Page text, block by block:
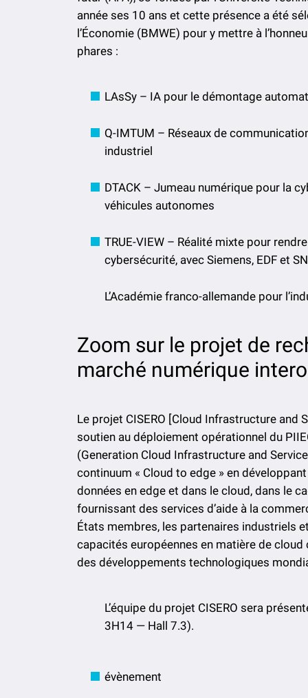
année ses 10 ans et cette présence a été
l’Économie (BMWE) pour y mettre à
phares :
LAsSy – IA pour le démontage
Q-IMTUM – Réseaux de
industriel
DTACK – Jumeau numérique pour la
véhicules autonomes
TRUE-VIEW – Réalité mixte pour
cybersécurité, avec Siemens, EDF et
L’Académie franco-allemande pour
Zoom sur le projet de
marché numérique
Le projet CISERO [Cloud Infrastructure and
soutien au déploiement opérationnel du
(Generation Cloud Infrastructure and
continuum « Cloud to edge » en
données en edge et dans le cloud, dans le
fournissant des services d’aide à la
États membres, les partenaires industriels
capacités européennes en matière de
des développements technologiques
L’équipe du projet CISERO sera
3H14 — Hall 7.3).
évènement